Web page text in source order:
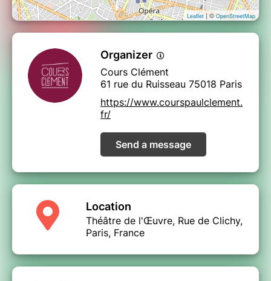
Leaflet| ©OpenStreetMap
Organizer
Cours Clément
61 rue du Ruisseau 75018 Paris
https://www.courspaulclement.
fr/
Send a message
Location
Théâtre de l'Œuvre, Rue de Clichy,
Paris, France